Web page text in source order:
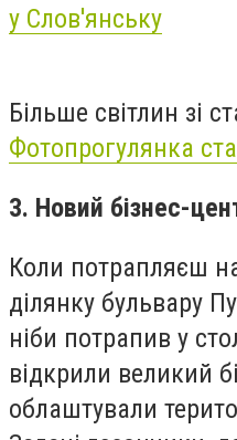
у Слов'янську
Більше світлин зі
Фотопрогулянка
3. Новий бізнес-
Коли потрапляєш
ділянку бульвару
ніби потрапив у
відкрили великий
облаштували